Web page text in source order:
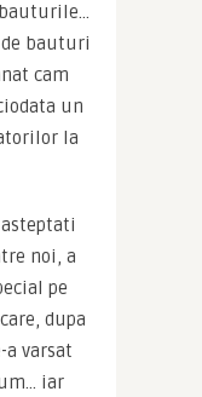
bauturi
cam
un
la
noi, a
pe
dupa
varsat
iar